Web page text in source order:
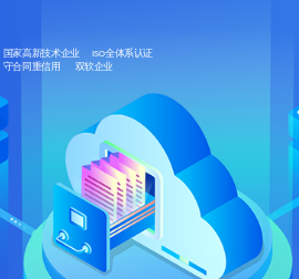
国家高新技术企业 ISO全体系认证
守合同重信用 双软企业